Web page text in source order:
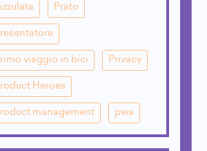
Prato
viaggio in bici Privacy
Heroes
management pwa